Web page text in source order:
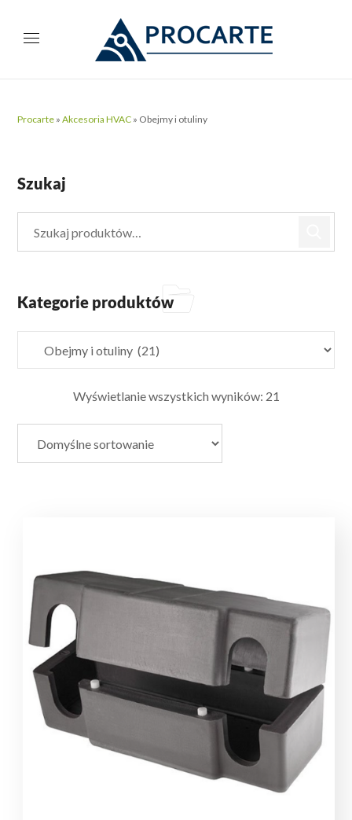
Procarte »Akcesoria HVAC » Obejmy i otuliny
Wyświetlanie wszystkich wyników: 21
Szukaj
Kategorie produktów